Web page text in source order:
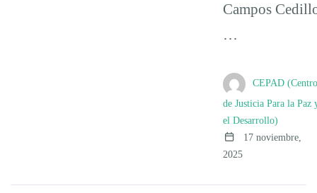
Campos
…
CEPAD (Centro
de Justicia Para la Paz
el Desarrollo)
17 noviembre,
2025